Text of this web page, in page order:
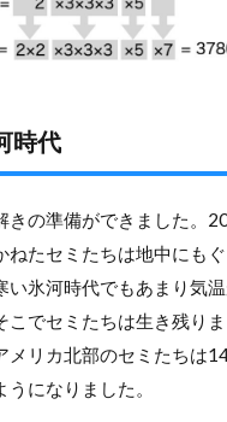
時代
きの準備ができました。
ねたセミたちは地中にも
い氷河時代でもあまり気
こでセミたちは生き残り
メリカ北部のセミたちは
になりました。